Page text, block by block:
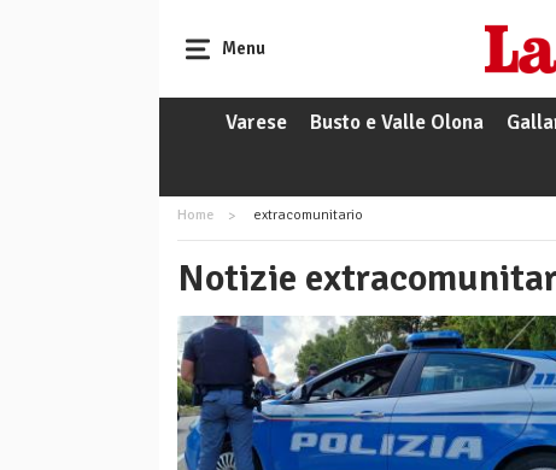
Menu
Varese Busto e Valle Olona
Home extracomunitario
Notizie